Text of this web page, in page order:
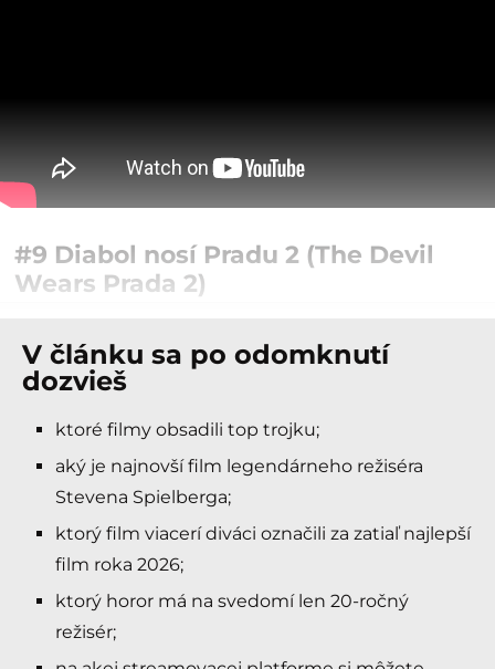
#9 Diabol nosí Pradu 2 (The Devil
Wears Prada 2)
V článku sa po odomknutí
dozvieš
ktoré filmy obsadili top trojku;
aký je najnovší film legendárneho režiséra
Stevena Spielberga;
ktorý film viacerí diváci označili za zatiaľ najlepší
film roka 2026;
ktorý horor má na svedomí len 20-ročný
režisér;